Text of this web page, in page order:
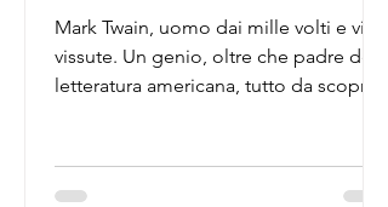
futuro.
Mark Twain, uomo dai mille volti e vite
vissute. Un genio, oltre che padre della
letteratura americana, tutto da scoprire